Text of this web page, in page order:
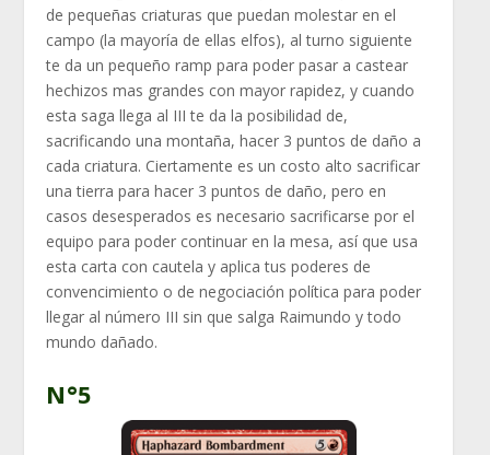
de pequeñas criaturas que puedan molestar en el
campo (la mayoría de ellas elfos), al turno siguiente
te da un pequeño ramp para poder pasar a castear
hechizos mas grandes con mayor rapidez, y cuando
esta saga llega al III te da la posibilidad de,
sacrificando una montaña, hacer 3 puntos de daño a
cada criatura. Ciertamente es un costo alto sacrificar
una tierra para hacer 3 puntos de daño, pero en
casos desesperados es necesario sacrificarse por el
equipo para poder continuar en la mesa, así que usa
esta carta con cautela y aplica tus poderes de
convencimiento o de negociación política para poder
llegar al número III sin que salga Raimundo y todo
mundo dañado.
N°5